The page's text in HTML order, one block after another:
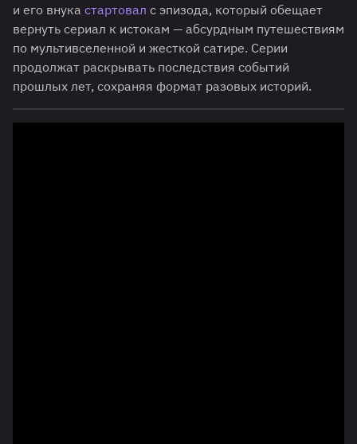
и его внука стартовал с эпизода, который обещает
вернуть сериал к истокам — абсурдным путешествиям
по мультивселенной и жесткой сатире. Серии
продолжат раскрывать последствия событий
прошлых лет, сохраняя формат разовых историй.